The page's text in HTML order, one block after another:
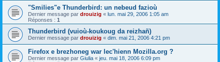
"Smilies"e Thunderbird: un nebeud fazioù
Dernier message par drouizig « lun. mai 29, 2006 1:05 am
Réponses : 1
Thunderbird (vuioù-koukoug da reizhañ)
Dernier message par drouizig « dim. mai 21, 2006 4:21 pm
Firefox e brezhoneg war lec'hienn Mozilla.org ?
Dernier message par Giulia « jeu. mai 18, 2006 6:09 pm